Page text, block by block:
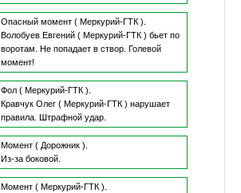
Опасный момент ( Меркурий-ГТК ).
Волобуев Евгений( Меркурий-ГТК ) бьет по
воротам.
Не попадает в створ.
Голевой
момент!
Фол ( Меркурий-ГТК ).
Кравчук Олег( Меркурий-ГТК ) нарушает
правила.
Штрафной удар.
Момент ( Дорожник ).
Из-за боковой.
Момент ( Меркурий-ГТК ).